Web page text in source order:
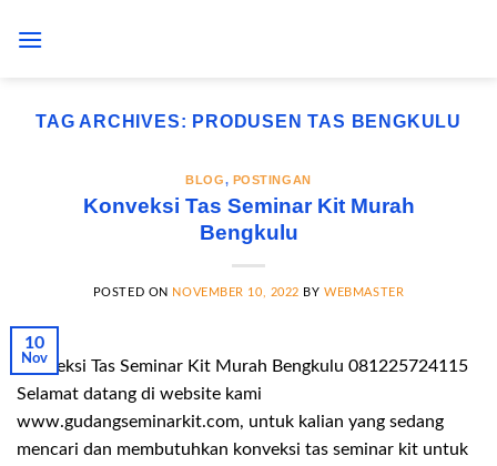
TAG ARCHIVES: PRODUSEN TAS BENGKULU
BLOG, POSTINGAN
Konveksi Tas Seminar Kit Murah
Bengkulu
POSTED ON NOVEMBER 10, 2022 BYWEBMASTER
10
Nov
Konveksi Tas Seminar Kit Murah Bengkulu 081225724115
Selamat datang di website kami
www.gudangseminarkit.com, untuk kalian yang sedang
mencari dan membutuhkan konveksi tas seminar kit untuk